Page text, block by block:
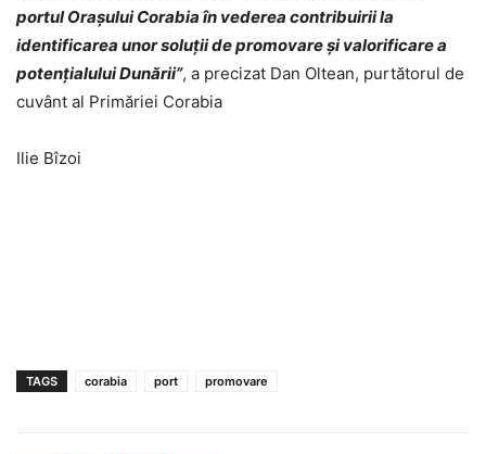
portul Orașului Corabia în vederea contribuirii la
identificarea unor soluţii de promovare şi valorificare a
potenţialului Dunării”, a precizat Dan Oltean, purtătorul de
cuvânt al Primăriei Corabia
Ilie Bîzoi
TAGS corabia port promovare